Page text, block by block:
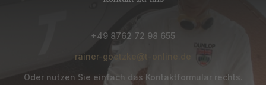
+49 8762 72 98 655
rainer-goetzke@t-online.de
Oder nutzen Sie einfach das Kontaktformular rechts.